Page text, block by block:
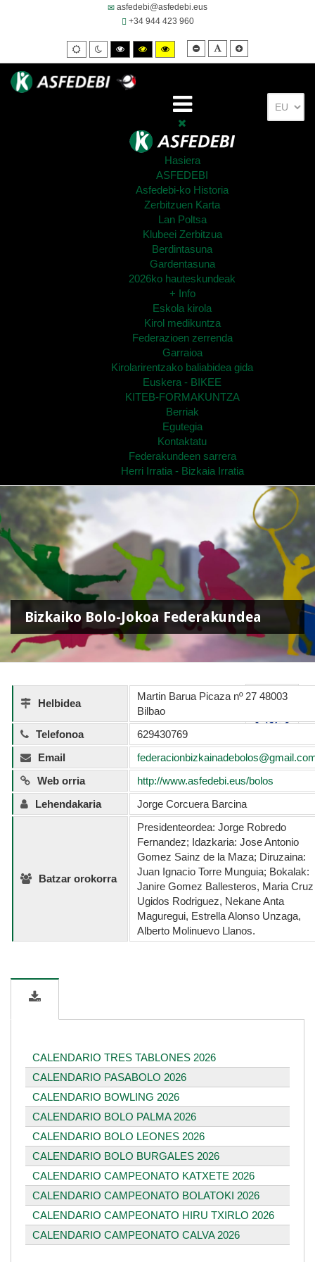
asfedebi@asfedebi.eus
+34 944 423 960
Default
mode
Night
mode
High
contrast
black/white
mode.
High
contrast
black/yellow
High
contrast
yellow/black
Smaller
font
Default
font
Hasiera
ASFEDEBI
Asfedebi-ko Historia
Zerbitzuen Karta
Lan Poltsa
Klubeei Zerbitzua
Berdintasuna
Gardentasuna
2026ko hauteskundeak
+ Info
Eskola kirola
Kirol medikuntza
Federazioen zerrenda
Garraioa
Kirolarirentzako baliabidea gida
Euskera - BIKEE
KITEB-FORMAKUNTZA
Berriak
Egutegia
Kontaktatu
Federakundeen sarrera
Herri Irratia - Bizkaia Irratia
Bizkaiko Bolo-Jokoa Federakundea
Helbidea
Martin Barua Picaza nº 27 48003
Bilbao
Telefonoa
629430769
Email
Web orria
http://www.asfedebi.eus/bolos
Lehendakaria
Jorge Corcuera Barcina
Batzar orokorra
Presidenteordea: Jorge Robredo
Fernandez; Idazkaria: Jose Antonio
Gomez Sainz de la Maza; Diruzaina:
Juan Ignacio Torre Munguia; Bokalak:
Janire Gomez Ballesteros, Maria Cruz
Ugidos Rodriguez, Nekane Anta
Maguregui, Estrella Alonso Unzaga,
Alberto Molinuevo Llanos.
CALENDARIO TRES TABLONES 2026
CALENDARIO PASABOLO 2026
CALENDARIO BOWLING 2026
CALENDARIO BOLO PALMA 2026
CALENDARIO BOLO LEONES 2026
CALENDARIO BOLO BURGALES 2026
CALENDARIO CAMPEONATO KATXETE 2026
CALENDARIO CAMPEONATO BOLATOKI 2026
CALENDARIO CAMPEONATO HIRU TXIRLO 2026
CALENDARIO CAMPEONATO CALVA 2026